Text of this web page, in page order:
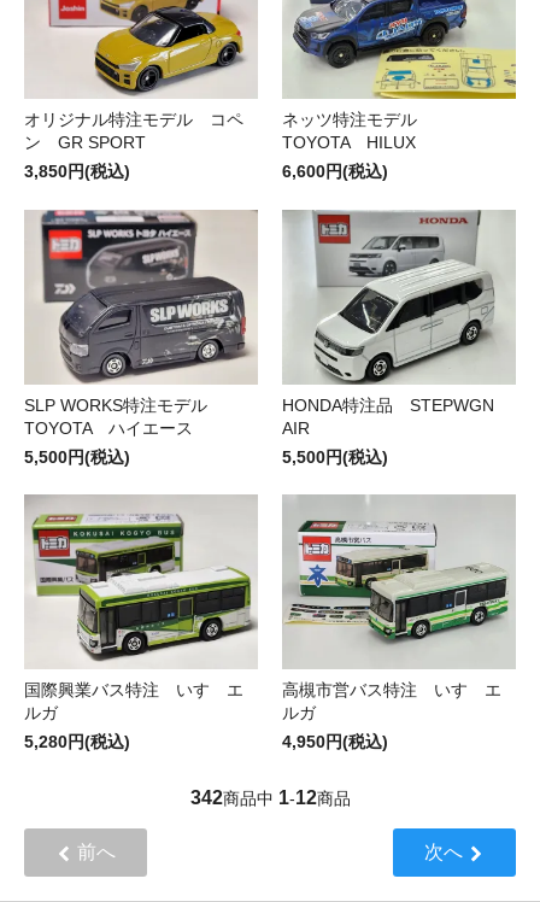
オリジナル特注モデル コペ
ン GR SPORT
3,850円(税込)
ネッツ特注モデル
TOYOTA HILUX
6,600円(税込)
SLP WORKS特注モデル
TOYOTA ハイエース
5,500円(税込)
HONDA特注品 STEPWGN
AIR
5,500円(税込)
国際興業バス特注 いすゞエ
ルガ
5,280円(税込)
高槻市営バス特注 いすゞエ
ルガ
4,950円(税込)
342商品中 1-12商品
前へ 次へ